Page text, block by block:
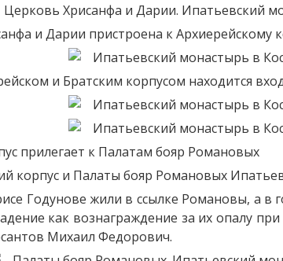
и Дарии пристроена к Архиерейскому
и Братским корпусом находится
прилегает к Палатам бояр Романовых
Годунове жили в ссылке Романовы, а
как вознаграждение за их опалу
Михаил Федорович.